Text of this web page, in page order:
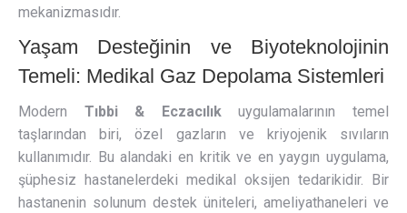
mekanizmasıdır.
Yaşam Desteğinin ve Biyoteknolojinin
Temeli: Medikal Gaz Depolama Sistemleri
Modern Tıbbi & Eczacılıkuygulamalarının temel
taşlarından biri, özel gazların ve kriyojenik sıvıların
kullanımıdır. Bu alandaki en kritik ve en yaygın uygulama,
şüphesiz hastanelerdeki medikal oksijen tedarikidir. Bir
hastanenin solunum destek üniteleri, ameliyathaneleri ve